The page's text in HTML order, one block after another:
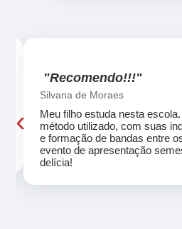
"Recomendo!!!"
Silvana de Moraes
Meu filho estuda nesta
método utilizado, com suas
e formação de bandas entre
evento de apresentação
delícia!
‹